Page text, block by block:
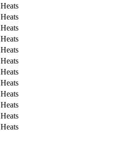
Heats
Heats
Heats
Heats
Heats
Heats
Heats
Heats
Heats
Heats
Heats
Heats